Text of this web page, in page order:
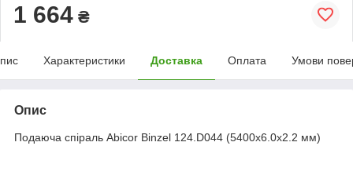
1 664 ₴
Характеристики Доставка Оплата Умови
Опис
Подаюча спіраль Abicor Binzel 124.D044 (5400х6.0х2.2 мм)